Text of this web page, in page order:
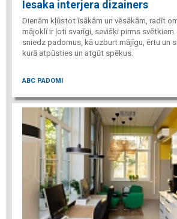
Iesaka interjera dizainers
Dienām kļūstot īsākām un vēsākām, radīt
mājoklī ir ļoti svarīgi, sevišķi pirms
sniedz padomus, kā uzburt mājīgu, ērtu un
kurā atpūsties un atgūt spēkus.
ABC PADOMI